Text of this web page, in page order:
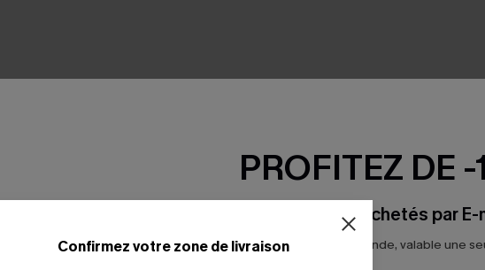
Confirmez votre zone de livraison
PROFITEZ DE -
-15% dès 2 Achetés par
*Un code par commande, valable une